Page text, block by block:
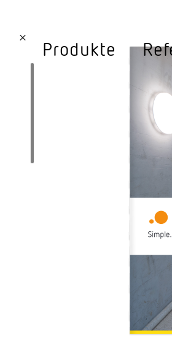
Produkte
Connected Lighting